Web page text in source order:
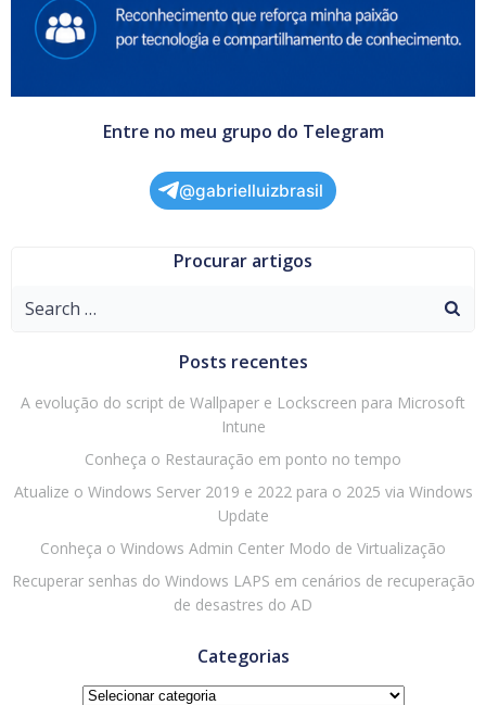
Entre no meu grupo do Telegram
@gabrielluizbrasil
Procurar artigos
Search
Posts recentes
A evolução do script de Wallpaper e Lockscreen para Microsoft
Intune
Conheça o Restauração em ponto no tempo
Atualize o Windows Server 2019 e 2022 para o 2025 via Windows
Update
Conheça o Windows Admin Center Modo de Virtualização
Recuperar senhas do Windows LAPS em cenários de recuperação
de desastres do AD
Categorias
Categorias